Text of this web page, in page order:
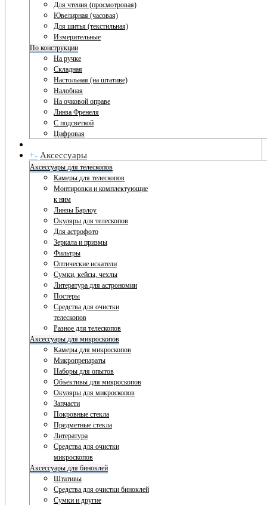
Для чтения (просмотровая)
Ювелирная (часовая)
Для шитья (текстильная)
Измерительные
По конструкции
На ручке
Складная
Настольная (на штативе)
Налобная
На очковой оправе
Линза Френеля
С подсветкой
Цифровая
+- Аксессуары
Аксессуары для телескопов
Камеры для телескопов
Монтировки и комплектующие
к ним
Линзы Барлоу
Окуляры для телескопов
Для астрофото
Зеркала и призмы
Фильтры
Оптические искатели
Сумки, кейсы, чехлы
Литература для астрономии
Постеры
Средства для очистки
телескопов
Разное для телескопов
Аксессуары для микроскопов
Камеры для микроскопов
Микропрепараты
Наборы для опытов
Объективы для микроскопов
Окуляры для микроскопов
Запчасти
Покровные стекла
Предметные стекла
Литература
Средства для очистки
микроскопов
Аксессуары для биноклей
Штативы
Средства для очистки биноклей
Сумки и другие